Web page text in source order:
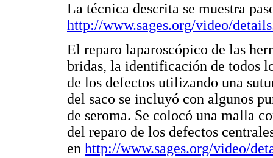
La técnica descrita se muestra
http://www.sages.org/video/
El reparo laparoscópico de las
bridas, la identificación de todos
de los defectos utilizando una
del saco se incluyó con algunos
de seroma. Se colocó una malla
del reparo de los defectos
en http://www.sages.org/video/